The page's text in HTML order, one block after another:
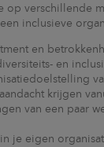
op verschillende
inclusieve
en
en
krijgen
van een paar
je eigen